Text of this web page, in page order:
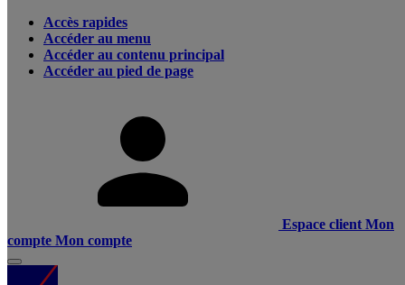
Accès rapides
Accéder au menu
Accéder au contenu principal
Accéder au pied de page
Espace client Mon
compte Mon compte